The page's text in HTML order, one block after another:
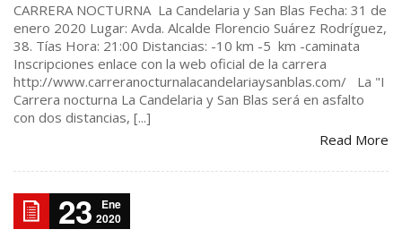
CARRERA NOCTURNA La Candelaria y San Blas Fecha: 31 de
enero 2020 Lugar: Avda. Alcalde Florencio Suárez Rodríguez,
38. Tías Hora: 21:00 Distancias: -10 km -5 km -caminata
Inscripciones enlace con la web oficial de la carrera
http://www.carreranocturnalacandelariaysanblas.com/ La "I
Carrera nocturna La Candelaria y San Blas será en asfalto
con dos distancias, [...]
Read More
23
Ene
2020